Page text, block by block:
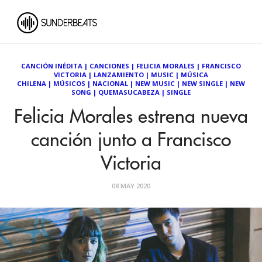
CANCIÓN INÉDITA | CANCIONES | FELICIA MORALES | FRANCISCO
VICTORIA | LANZAMIENTO | MUSIC | MÚSICA
CHILENA | MÚSICOS | NACIONAL | NEW MUSIC | NEW SINGLE | NEW
SONG | QUEMASUCABEZA | SINGLE
Felicia Morales estrena nueva
canción junto a Francisco
Victoria
08 MAY 2020